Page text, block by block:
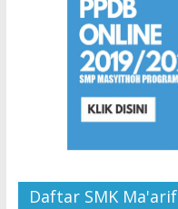
Daftar SMK Ma'arif